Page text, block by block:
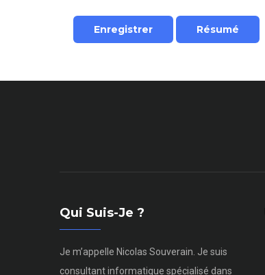
Qui Suis-Je ?
Je m’appelle Nicolas Souverain. Je suis
consultant informatique spécialisé dans